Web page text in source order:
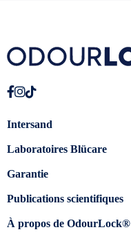
Intersand
Laboratoires Blücare
Garantie
Publications scientifiques
À propos de OdourLock®